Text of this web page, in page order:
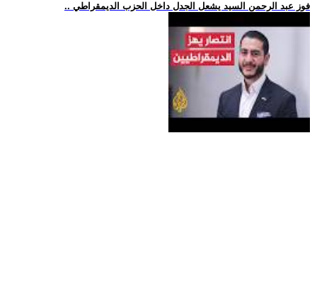
.. فوز عبد الرحمن السيد يشعل الجدل داخل الحزب الديمقراطي